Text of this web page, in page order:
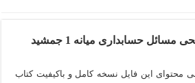
دانلود رایگان حل تشریحی مسائل حسابداری میانه 1 جمشید
محتوای این فایل نسخه کامل و باکیفیت کتاب